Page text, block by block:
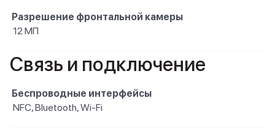
Разрешение фронтальной камеры
12 МП
Связь и подключение
Беспроводные интерфейсы
NFC, Bluetooth, Wi-Fi